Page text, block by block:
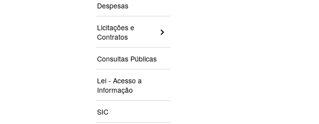
Despesas
Licitações e
Contratos
Consultas Públicas
Lei - Acesso a
Informação
SIC